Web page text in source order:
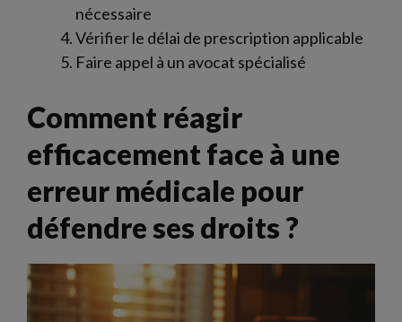
nécessaire
Vérifier le délai de prescription applicable
Faire appel à un avocat spécialisé
Comment réagir
efficacement face à une
erreur médicale pour
défendre ses droits ?